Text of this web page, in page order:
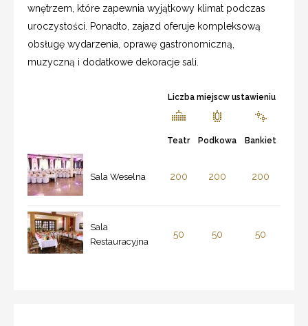
wnętrzem, które zapewnia wyjątkowy klimat podczas
uroczystości. Ponadto, zajazd oferuje kompleksową
obsługę wydarzenia, oprawę gastronomiczną,
muzyczną i dodatkowe dekoracje sali.
Liczba miejscw ustawieniu
Teatr Podkowa Bankiet
Sala Weselna 200 200 200
Sala
Restauracyjna
50 50 50